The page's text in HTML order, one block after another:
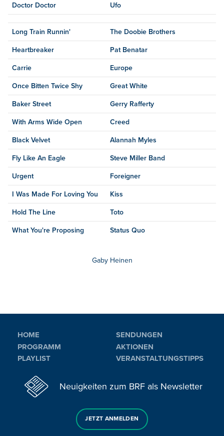
Doctor Doctor Ufo
Long Train Runnin' The Doobie Brothers
Heartbreaker Pat Benatar
Carrie Europe
Once Bitten Twice Shy Great White
Baker Street Gerry Rafferty
With Arms Wide Open Creed
Black Velvet Alannah Myles
Fly Like An Eagle Steve Miller Band
Urgent Foreigner
I Was Made For Loving You Kiss
Hold The Line Toto
What You're Proposing Status Quo
Gaby Heinen
HOME
PROGRAMM
PLAYLIST
SENDUNGEN
AKTIONEN
VERANSTALTUNGSTIPPS
Neuigkeiten zum BRF als Newsletter
JETZT ANMELDEN